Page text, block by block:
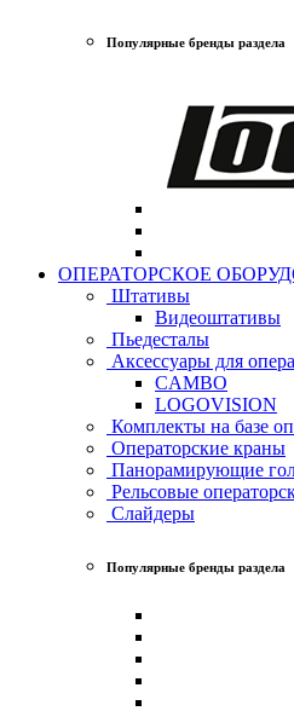
Популярные бренды раздела
ОПЕРАТОРСКОЕ
Штативы
Видеоштативы
Пьедесталы
Аксессуары для
CAMBO
LOGOVISION
Комплекты на базе
Операторские краны
Панорамирующие
Рельсовые
Слайдеры
Популярные бренды раздела